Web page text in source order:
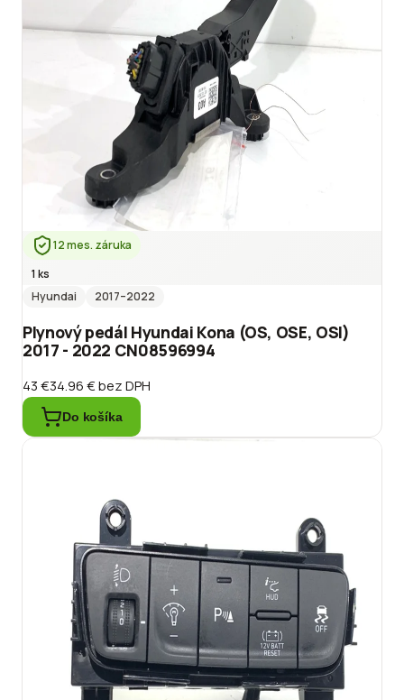
12 mes. záruka
1 ks
Hyundai
2017–2022
Plynový pedál Hyundai Kona (OS, OSE, OSI)
2017 - 2022 CN08596994
43 €34.96 €bez DPH
Do košíka